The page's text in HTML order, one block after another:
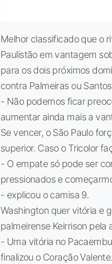
Melhor classificado que o
Paulistão em vantagem
para os dois próximos
contra Palmeiras ou
- Não podemos ficar
aumentar ainda mais a
Se vencer, o São Paulo
superior. Caso o Tricolor
- O empate só pode ser
pressionados e
- explicou o camisa 9.
Washington quer vitória e
palmeirense Keirrison pela
- Uma vitória no
finalizou o Coração Valente.